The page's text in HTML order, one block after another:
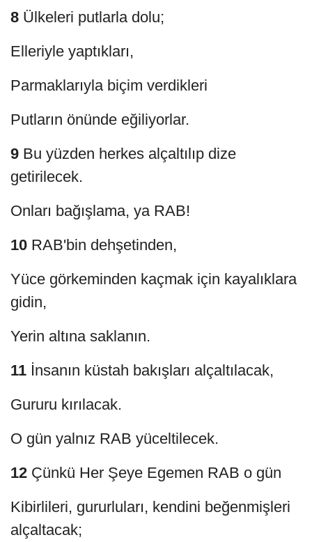
8 Ülkeleri putlarla dolu;
Elleriyle yaptıkları,
Parmaklarıyla biçim verdikleri
Putların önünde eğiliyorlar.
9 Bu yüzden herkes alçaltılıp dize
getirilecek.
Onları bağışlama, ya RAB!
10 RAB'bin dehşetinden,
Yüce görkeminden kaçmak için kayalıklara
gidin,
Yerin altına saklanın.
11 İnsanın küstah bakışları alçaltılacak,
Gururu kırılacak.
O gün yalnız RAB yüceltilecek.
12 Çünkü Her Şeye Egemen RAB o gün
Kibirlileri, gururluları, kendini beğenmişleri
alçaltacak;